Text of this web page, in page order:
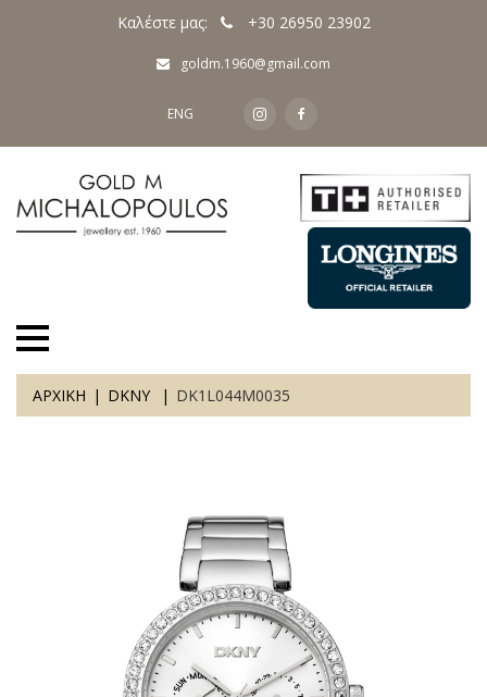
Καλέστε μας: +30 26950 23902
goldm.1960@gmail.com
ENG
ΑΡΧΙΚΗ DKNY DK1L044M0035